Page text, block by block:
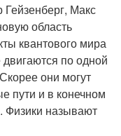
Макс
область
квантового мира
по одной
они могут
пути и в конечном
Физики называют